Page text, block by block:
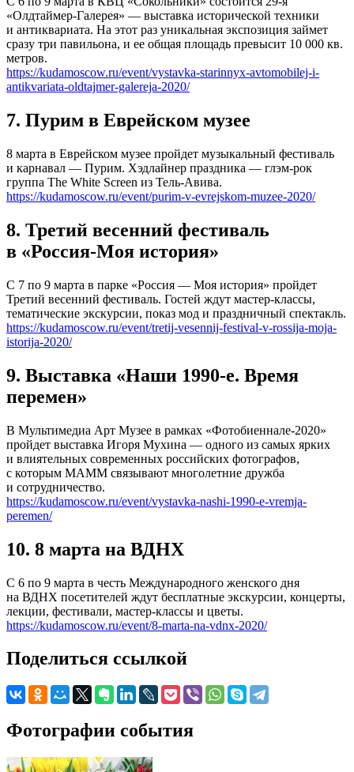
«Олдтаймер-Галерея» — выставка исторической техники
и антиквариата. На этот раз уникальная экспозиция займет
сразу три павильона, и ее общая площадь превысит 10 000 кв.
метров.
https://kudamoscow.ru/event/vystavka-starinnyx-avtomobilej-i-
antikvariata-oldtajmer-galereja-2020/
7. Пурим в Еврейском музее
8 марта в Еврейском музее пройдет музыкальный фестиваль
и карнавал — Пурим. Хэдлайнер праздника — глэм-рок
группа The White Screen из Тель-Авива.
https://kudamoscow.ru/event/purim-v-evrejskom-muzee-2020/
8. Третий весенний фестиваль
в «Россия-Моя история»
С 7 по 9 марта в парке «Россия — Моя история» пройдет
Третий весенний фестиваль. Гостей ждут мастер-классы,
тематические экскурсии, показ мод и праздничный спектакль.
https://kudamoscow.ru/event/tretij-vesennij-festival-v-rossija-moja-
istorija-2020/
9. Выставка «Наши 1990-е. Время
перемен»
В Мультимедиа Арт Музее в рамках «Фотобиеннале-2020»
пройдет выставка Игоря Мухина — одного из самых ярких
и влиятельных современных российских фотографов,
с которым МАММ связывают многолетние дружба
и сотрудничество.
https://kudamoscow.ru/event/vystavka-nashi-1990-e-vremja-
peremen/
10. 8 марта на ВДНХ
С 6 по 9 марта в честь Международного женского дня
на ВДНХ посетителей ждут бесплатные экскурсии, концерты,
лекции, фестивали, мастер-классы и цветы.
https://kudamoscow.ru/event/8-marta-na-vdnx-2020/
Поделиться ссылкой
Фотографии события